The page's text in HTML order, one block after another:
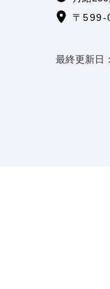
〒599-
最終更新日：